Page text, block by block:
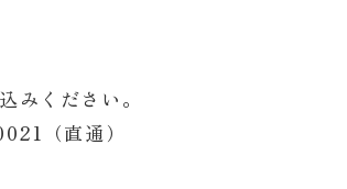
みください。
（直通）